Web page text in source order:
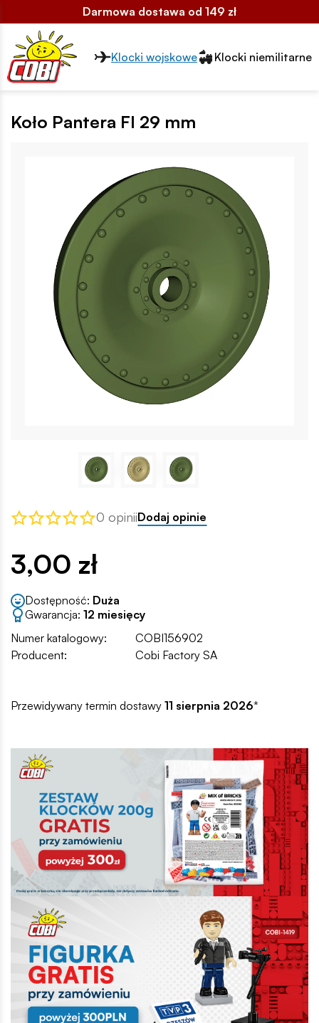
Darmowa dostawa od 149 zł
Przełącznik segmentów2
Klocki wojskowe Klocki niemilitarne
Koło Pantera FI 29 mm
0 opiniiDodaj opinie
3,00 zł
Dostępność: Duża
Gwarancja: 12 miesięcy
Numer katalogowy:
COBI156902
Producent:
Cobi Factory SA
Przewidywany termin dostawy 11 sierpnia 2026*